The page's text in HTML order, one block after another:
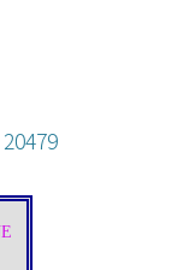
20479